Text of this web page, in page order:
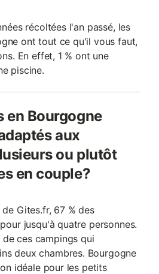
récoltées l'an passé, les
ont tout ce qu'il vous faut,
En effet, 1 % ont une
piscine.
en Bourgogne
aux
ou plutôt
en couple?
Gites.fr, 67 % des
jusqu'à quatre personnes.
ces campings qui
deux chambres. Bourgogne
idéale pour les petits